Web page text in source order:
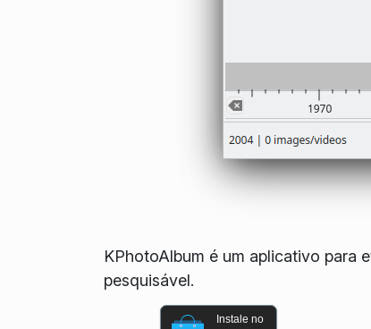
KPhotoAlbum é um aplicativo para
pesquisável.
Instale no